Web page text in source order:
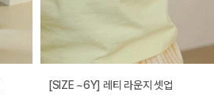
[SIZE ~6Y] 레티 라운지 셋업